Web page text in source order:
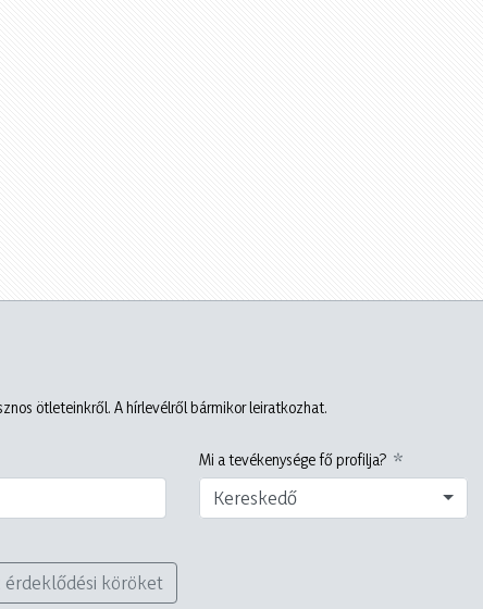
ötleteinkről. A hírlevélről bármikor leiratkozhat.
Mi a tevékenysége fő profilja?
Kereskedő
érdeklődési köröket